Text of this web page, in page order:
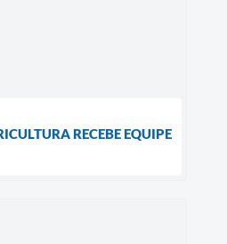
RECEBE EQUIPE